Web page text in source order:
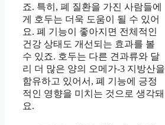
죠. 특히, 폐 질환을 가진 사람들에
게 호두는 더욱 도움이 될 수 있어
요. 폐 기능이 좋아지면 전체적인
건강 상태도 개선되는 효과를 볼
수 있죠. 호두는 다른 견과류와 달
리 더 많은 양의 오메가-3 지방산을
함유하고 있어서, 폐 기능에 긍정
적인 영향을 미치는 것으로 생각돼
요.